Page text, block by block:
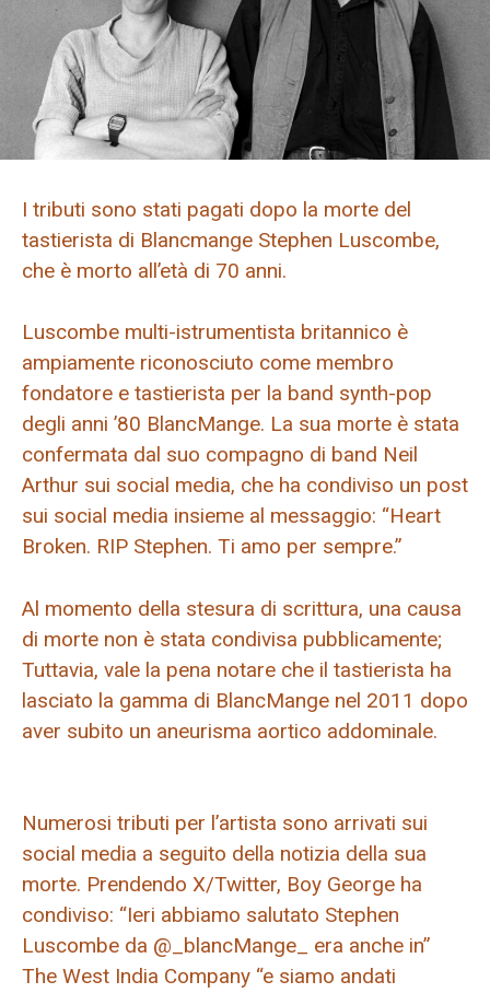
I tributi sono stati pagati dopo la morte del
tastierista di Blancmange Stephen Luscombe,
che è morto all’età di 70 anni.
Luscombe multi-istrumentista britannico è
ampiamente riconosciuto come membro
fondatore e tastierista per la band synth-pop
degli anni ’80 BlancMange. La sua morte è stata
confermata dal suo compagno di band Neil
Arthur sui social media, che ha condiviso un post
sui social media insieme al messaggio: “Heart
Broken. RIP Stephen. Ti amo per sempre.”
Al momento della stesura di scrittura, una causa
di morte non è stata condivisa pubblicamente;
Tuttavia, vale la pena notare che il tastierista ha
lasciato la gamma di BlancMange nel 2011 dopo
aver subito un aneurisma aortico addominale.
Numerosi tributi per l’artista sono arrivati ​​sui
social media a seguito della notizia della sua
morte. Prendendo X/Twitter, Boy George ha
condiviso: “Ieri abbiamo salutato Stephen
Luscombe da @_blancMange_ era anche in”
The West India Company “e siamo andati